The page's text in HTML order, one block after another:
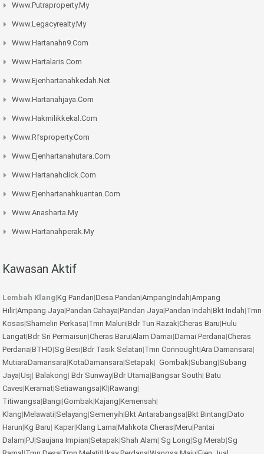
Www.putraproperty.my
Www.legacyrealty.my
Www.hartanahn9.com
Www.hartalaris.com
Www.ejenhartanahkedah.net
Www.hartanahjaya.com
Www.hakmilikkekal.com
Www.rfsproperty.com
Www.ejenhartanahutara.com
Www.hartanahclick.com
Www.ejenhartanahkuantan.com
Www.anasharta.my
Www.hartanahperak.my
Kawasan Aktif
Lembah Klang|Kg Pandan|Desa Pandan|AmpangIndah|Ampang
Hilir|Ampang Jaya|Pandan Cahaya|Pandan Jaya|Pandan Indah|Bkt Indah|Tmn
Kosas|Shamelin Perkasa|Tmn Maluri|Bdr Tun Razak|Cheras Baru|Hulu
Langat|Bdr Sri Permaisuri|Cheras Baru|Alam Damai|Damai Perdana|Cheras
Perdana|BTHO|Sg Besi|Bdr Tasik Selatan|Tmn Connought|Ara Damansara|
MutiaraDamansara|KotaDamansara|Setapak| Gombak|Subang|Subang
Jaya|Usj| Balakong| Bdr Sunway|Bdr Utama|Bangsar South| Batu
Caves|Keramat|Setiawangsa|Kl |Rawang|
Titiwangsa|Bangi|Gombak|Kajang|Kemensah|
Klang|Melawati|Selayang|Semenyih|Bkt Antarabangsa|Bkt Bintang|Dato
Harun|Kg Baru| Kapar|Klang Lama|Mahkota Cheras|Meru|Pantai
Dalam|PJ|Saujana Impian|Setapak|Shah Alam| Sg Long|Sg Merab|Sg